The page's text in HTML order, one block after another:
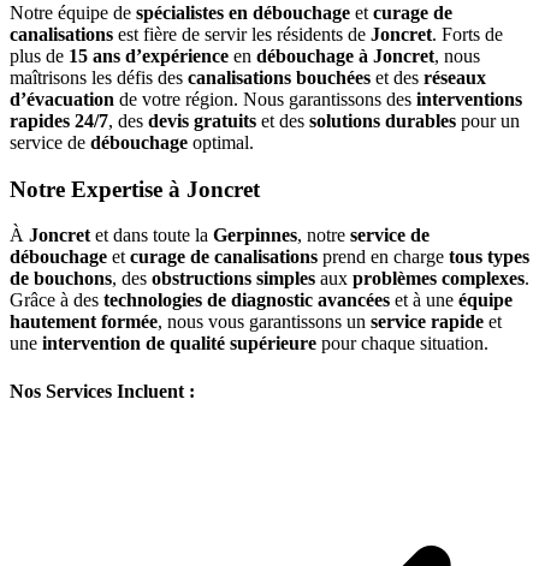
Notre équipe de spécialistes en débouchage et curage de
canalisations est fière de servir les résidents de Joncret. Forts de
plus de 15 ans d’expérience en débouchage à Joncret, nous
maîtrisons les défis des canalisations bouchées et des réseaux
d’évacuation de votre région. Nous garantissons des interventions
rapides 24/7, des devis gratuits et des solutions durables pour un
service de débouchage optimal.
Notre Expertise à Joncret
À Joncret et dans toute la Gerpinnes, notre service de
débouchage et curage de canalisations prend en charge tous types
de bouchons, des obstructions simples aux problèmes complexes.
Grâce à des technologies de diagnostic avancées et à une équipe
hautement formée, nous vous garantissons un service rapide et
une intervention de qualité supérieure pour chaque situation.
Nos Services Incluent :